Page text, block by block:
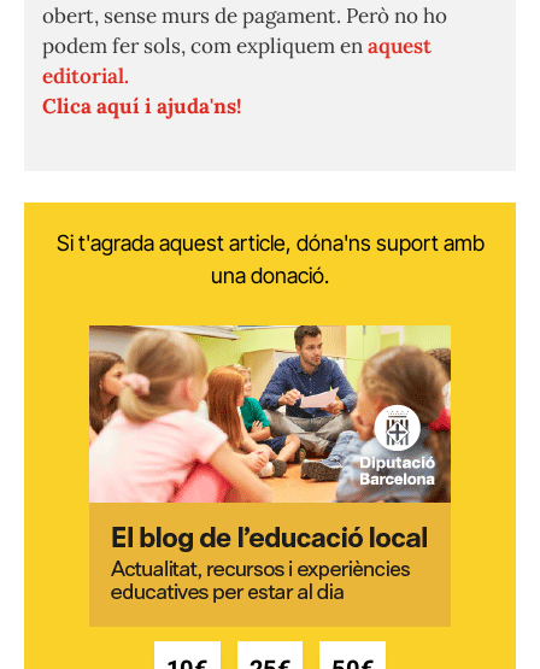
obert, sense murs de pagament. Però no ho
podem fer sols, com expliquem enaquest
editorial.
Clica aquí i ajuda'ns!
Si t'agrada aquest article, dóna'ns suport amb
una donació.